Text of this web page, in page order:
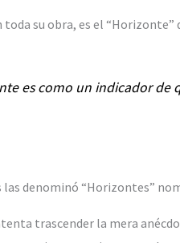
su obra, es el “Horizonte”
es como un indicador
denominó “Horizontes”
trascender la mera